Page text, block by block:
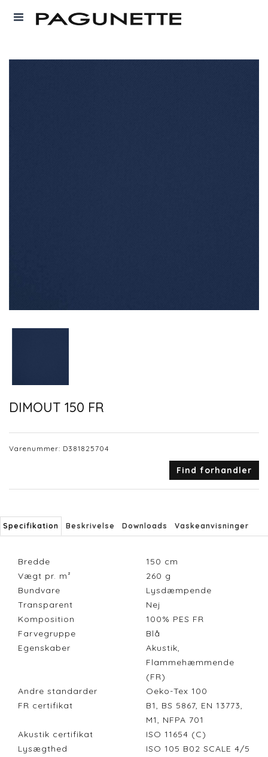
DIMOUT 150 FR
Varenummer: D381825704
Find forhandler
Specifikation Beskrivelse Downloads Vaskeanvisninger
Bredde 150 cm
Vægt pr. m²
260 g
Bundvare
Lysdæmpende
Transparent
Nej
Komposition
100% PES FR
Farvegruppe
Blå
Egenskaber
Akustik,
Flammehæmmende
(FR)
Andre standarder
Oeko-Tex 100
FR certifikat
B1, BS 5867, EN 13773,
M1, NFPA 701
Akustik certifikat
ISO 11654 (C)
Lysægthed
ISO 105 B02 SCALE 4/5